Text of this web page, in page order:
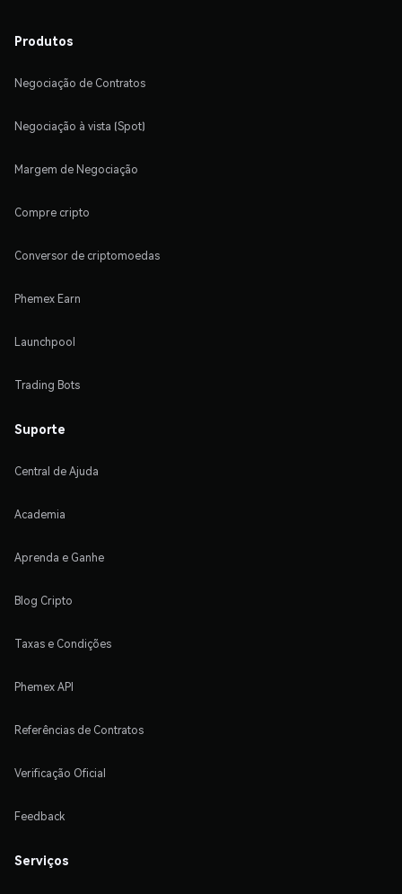
Produtos
Negociação de Contratos
Negociação à vista (Spot)
Margem de Negociação
Compre cripto
Conversor de criptomoedas
Phemex Earn
Launchpool
Trading Bots
Suporte
Central de Ajuda
Academia
Aprenda e Ganhe
Blog Cripto
Taxas e Condições
Phemex API
Referências de Contratos
Verificação Oficial
Feedback
Serviços